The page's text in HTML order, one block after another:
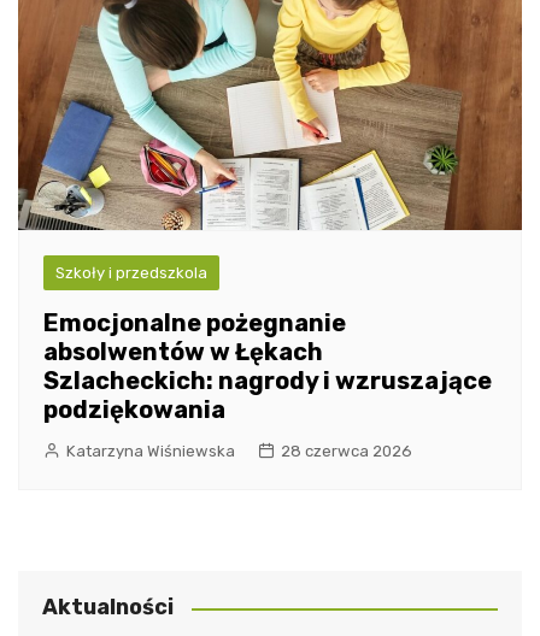
Szkoły i przedszkola
Emocjonalne pożegnanie
absolwentów w Łękach
Szlacheckich: nagrody i wzruszające
podziękowania
Katarzyna Wiśniewska 28 czerwca 2026
Aktualności